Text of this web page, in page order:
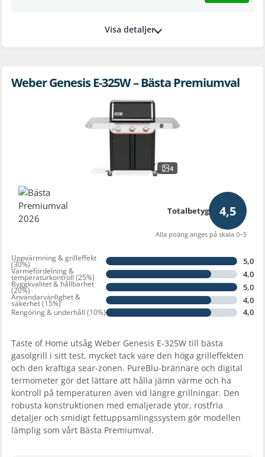
Visa detaljer
Weber Genesis E-325W – Bästa Premiumval
4
Uppvärmning & grilleffekt
(30%) 5,0
Värmefördelning &
temperaturkontroll (25%) 4,0
Byggkvalitet & hållbarhet
(20%) 5,0
Användarvänlighet &
säkerhet (15%) 4,0
Rengöring & underhåll (10%) 4,0
Totalbetyg 4,5
Alla poäng anges på skala 0–5
Taste of Home utsåg Weber Genesis E-325W till bästa
gasolgrill i sitt test, mycket tack vare den höga grilleffekten
och den kraftiga sear-zonen. PureBlu-brännare och digital
termometer gör det lättare att hålla jämn värme och ha
kontroll på temperaturen även vid längre grillningar. Den
robusta konstruktionen med emaljerade ytor, rostfria
detaljer och smidigt fettuppsamlingssystem gör modellen
lämplig som vårt Bästa Premiumval.